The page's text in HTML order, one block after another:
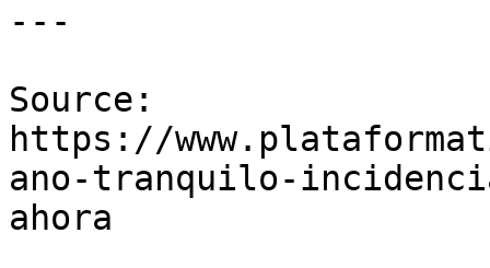
---
Source:
https://
ano-tranquilo-